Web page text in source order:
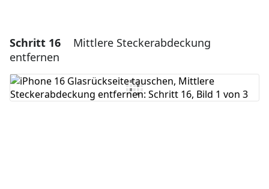
Schritt 16
Mittlere Steckerabdeckung
entfernen